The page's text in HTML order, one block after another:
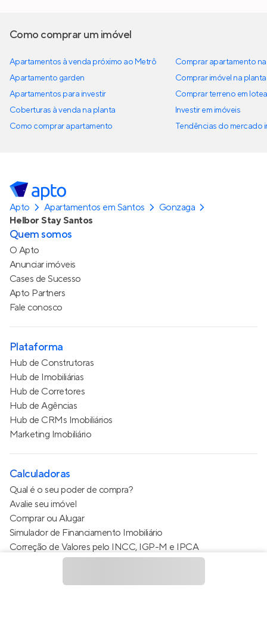
Como comprar um imóvel
Apartamentos à venda próximo ao Metrô
Apartamento garden
Apartamentos para investir
Coberturas à venda na planta
Como comprar apartamento
Comprar apartamento
Comprar imóvel na planta
Comprar terreno em
Investir em imóveis
Tendências do mercado
Apto Apartamentos em Santos
Gonzaga
Helbor Stay Santos
Quem somos
O Apto
Anunciar imóveis
Cases de Sucesso
Apto Partners
Fale conosco
Plataforma
Hub de Construtoras
Hub de Imobiliárias
Hub de Corretores
Hub de Agências
Hub de CRMs Imobiliários
Marketing Imobiliário
Calculadoras
Qual é o seu poder de compra?
Avalie seu imóvel
Comprar ou Alugar
Simulador de Financiamento Imobiliário
Correção de Valores pelo INCC, IGP-M e IPCA
Estimativa de valor do condomínio